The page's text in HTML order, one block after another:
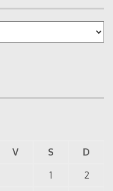
V S
D
1
2